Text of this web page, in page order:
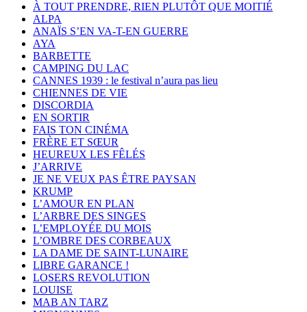
À TOUT PRENDRE, RIEN PLUTÔT QUE MOITIÉ
ALPA
ANAÏS S’EN VA-T-EN GUERRE
AYA
BARBETTE
CAMPING DU LAC
CANNES 1939 : le festival n’aura pas lieu
CHIENNES DE VIE
DISCORDIA
EN SORTIR
FAIS TON CINÉMA
FRÈRE ET SŒUR
HEUREUX LES FÊLÉS
J’ARRIVE
JE NE VEUX PAS ÊTRE PAYSAN
KRUMP
L’AMOUR EN PLAN
L’ARBRE DES SINGES
L’EMPLOYÉE DU MOIS
L’OMBRE DES CORBEAUX
LA DAME DE SAINT-LUNAIRE
LIBRE GARANCE !
LOSERS REVOLUTION
LOUISE
MAB AN TARZ